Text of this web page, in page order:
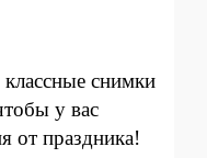
снимки
у вас
от праздника!